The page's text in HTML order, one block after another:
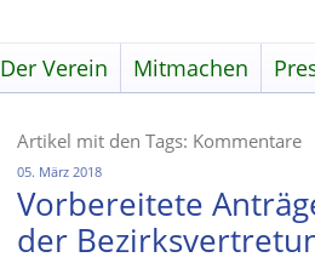
Der Verein Mitmachen
Artikel mit den Tags: Kommentare
05. März 2018
Vorbereitete
der